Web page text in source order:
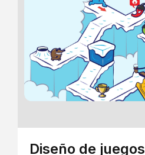
Diseño de juegos